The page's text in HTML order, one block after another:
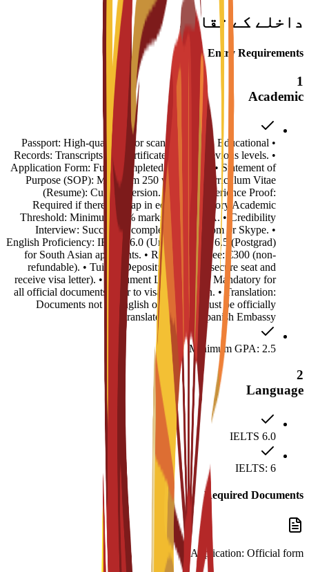
داخلے کے تقاضے
Entry Requirements
1
Academic
• Passport: High-quality color scanned copy. • Educational
Records: Transcripts and certificates for all previous levels. •
Application Form: Fully completed C3S form. • Statement of
Purpose (SOP): Minimum 250 words. • Curriculum Vitae
(Resume): Current version. • Work Experience Proof:
Required if there is a gap in education history.Academic
Threshold: Minimum 50% marks or 2.5 GPA. • Credibility
Interview: Successful completion via Zoom or Skype. •
English Proficiency: IELTS 6.0 (Undergrad) or 6.5 (Postgrad)
for South Asian applicants. • Registration Fee: €300 (non-
refundable). • Tuition Deposit: €4,500 (to secure seat and
receive visa letter). • Document Legalization: Mandatory for
all official documents prior to visa submission. • Translation:
Documents not in English or Spanish must be officially
translated for the Spanish Embassy.
Minimum GPA: 2.5
2
Language
IELTS 6.0
IELTS: 6
Required Documents
Application: Official form.